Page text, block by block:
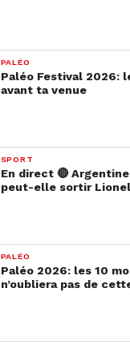
PALÉO
Paléo Festival 2026:
avant ta venue
SPORT
En direct 🔴
peut-elle sortir
PALÉO
Paléo 2026: les 10
n’oubliera pas de